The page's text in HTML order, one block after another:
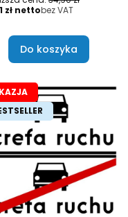
zł bez VAT
Do koszyka